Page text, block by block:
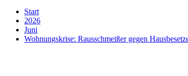
Start
2026
Juni
Wohnungskrise: Rausschmeißer gegen